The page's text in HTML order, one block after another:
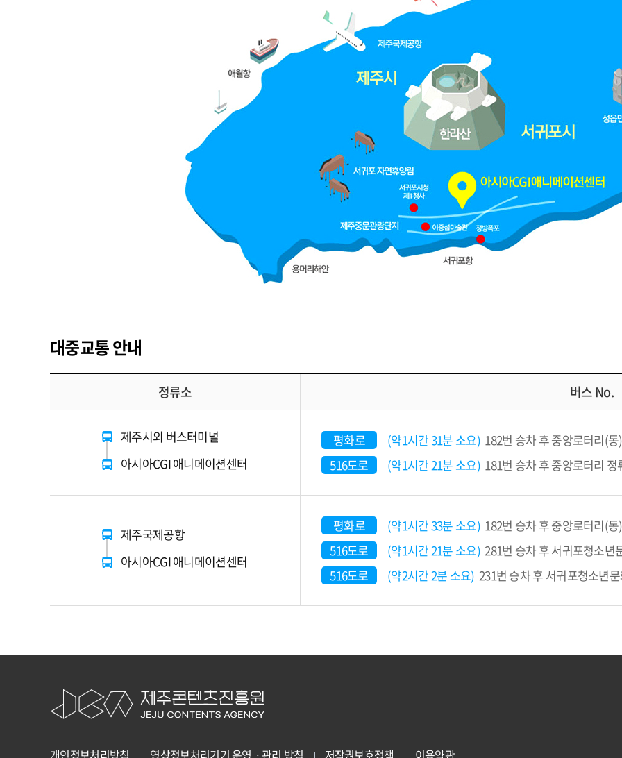
대중교통 안내
정류소 버스 No.
제주시외 버스터미널
아시아CGI 애니메이션센터
평화로 (약1시간 31분 소요) 182번 승차 후 중앙로터리(
516도로
(약1시간 21분 소요) 181번 승차 후 중앙로터리
제주국제공항
아시아CGI 애니메이션센터
평화로 (약1시간 33분 소요) 182번 승차 후 중앙로터리(
516도로
(약1시간 21분 소요) 281번 승차 후 서귀포청소년
516도로
(약2시간 2분 소요) 231번 승차 후 서귀포청소년
개인정보처리방침 영상정보처리기기 운영ㆍ관리 방침 저작권보호정책 이용약관